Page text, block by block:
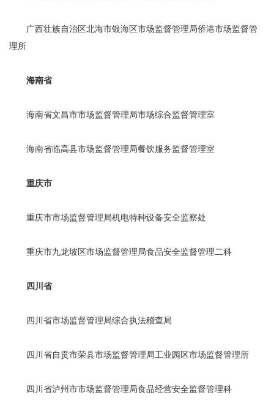
广西壮族自治区北海市银海区市场监督管理局侨港市场监督管
理所
海南省
海南省文昌市市场监督管理局市场综合监督管理室
海南省临高县市场监督管理局餐饮服务监督管理室
重庆市
重庆市市场监督管理局机电特种设备安全监察处
重庆市九龙坡区市场监督管理局食品安全监督管理二科
四川省
四川省市场监督管理局综合执法稽查局
四川省自贡市荣县市场监督管理局工业园区市场监督管理所
四川省泸州市市场监督管理局食品经营安全监督管理科